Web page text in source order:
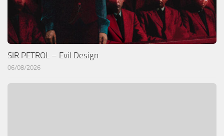
SIR PETROL – Evil Design
06/08/2026